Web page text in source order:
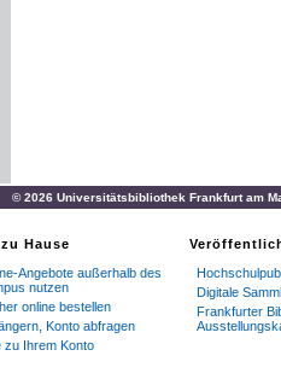
© 2026 Universitätsbibliothek Frankfurt am
Hause
Angebote außerhalb des
nutzen
online bestellen
Konto abfragen
zu Ihrem Konto
Digitale
Frankfurter